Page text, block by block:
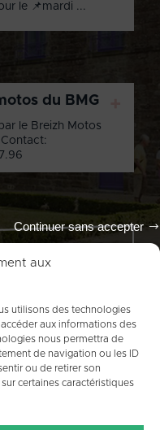
aux
utilisons des technologies
aux informations des
nous permettra de
de navigation ou les ID
ou de retirer son
certaines caractéristiques
Continuer sans accepter
le 📌mardi ...
du BMG
le Breizh Motos